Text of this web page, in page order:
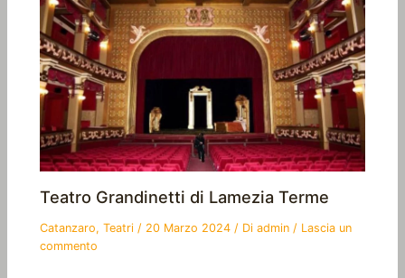
Teatro Grandinetti di Lamezia Terme
Catanzaro,Teatri / 20 Marzo 2024 / Diadmin / Lascia un
commento